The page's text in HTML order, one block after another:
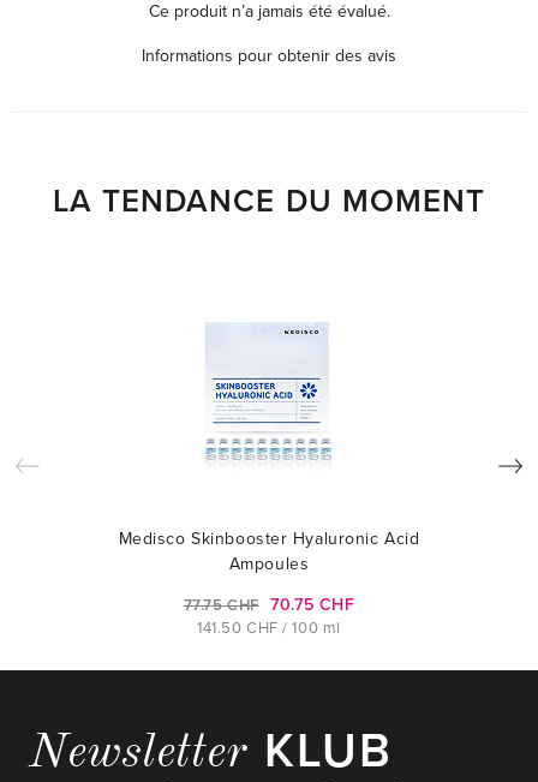
Ce produit n’a jamais été évalué.
Informations pour obtenir des avis
LA TENDANCE DU MOMENT
Medisco Skinbooster Hyaluronic Acid
Ampoules
77.75 CHF 70.75 CHF
141.50 CHF / 100 ml
Newsletter KLUB